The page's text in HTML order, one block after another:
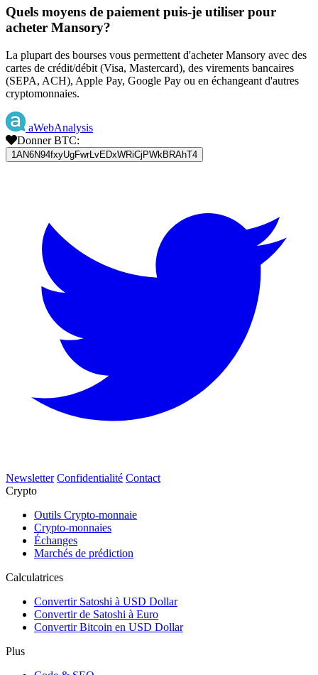
Quels moyens de paiement puis-je utiliser pour
acheter Mansory?
La plupart des bourses vous permettent d'acheter Mansory avec des
cartes de crédit/débit (Visa, Mastercard), des virements bancaires
(SEPA, ACH), Apple Pay, Google Pay ou en échangeant d'autres
cryptomonnaies.
aWebAnalysis
Donner BTC:
1AN6N94fxyUgFwrLvEDxWRiCjPWkBRAhT4
Newsletter Confidentialité Contact
Crypto
Outils Crypto-monnaie
Crypto-monnaies
Échanges
Marchés de prédiction
Calculatrices
Convertir Satoshi à USD Dollar
Convertir de Satoshi à Euro
Convertir Bitcoin en USD Dollar
Plus